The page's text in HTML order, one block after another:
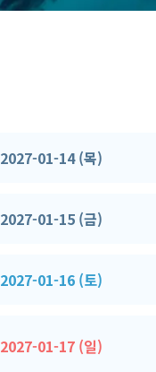
2027-01-14 (목)
2027-01-15 (금)
2027-01-16 (토)
2027-01-17 (일)